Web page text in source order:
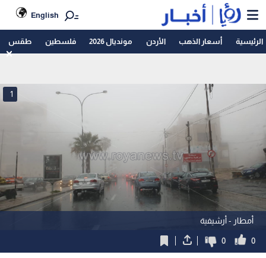
English
الرئيسية أسعار الذهب الأردن مونديال 2026 فلسطين طقس
أمطار - أرشيفية
1
0
0